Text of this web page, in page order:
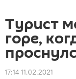
Турист
горе,
17:14 11.02.2021